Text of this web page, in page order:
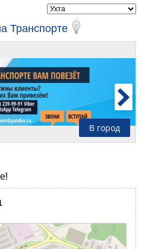
Транспорте
В город